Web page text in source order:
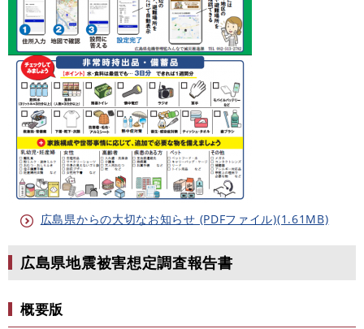
広島県からの大切なお知らせ (PDFファイル)(1.61MB)
広島県地震被害想定調査報告書
概要版